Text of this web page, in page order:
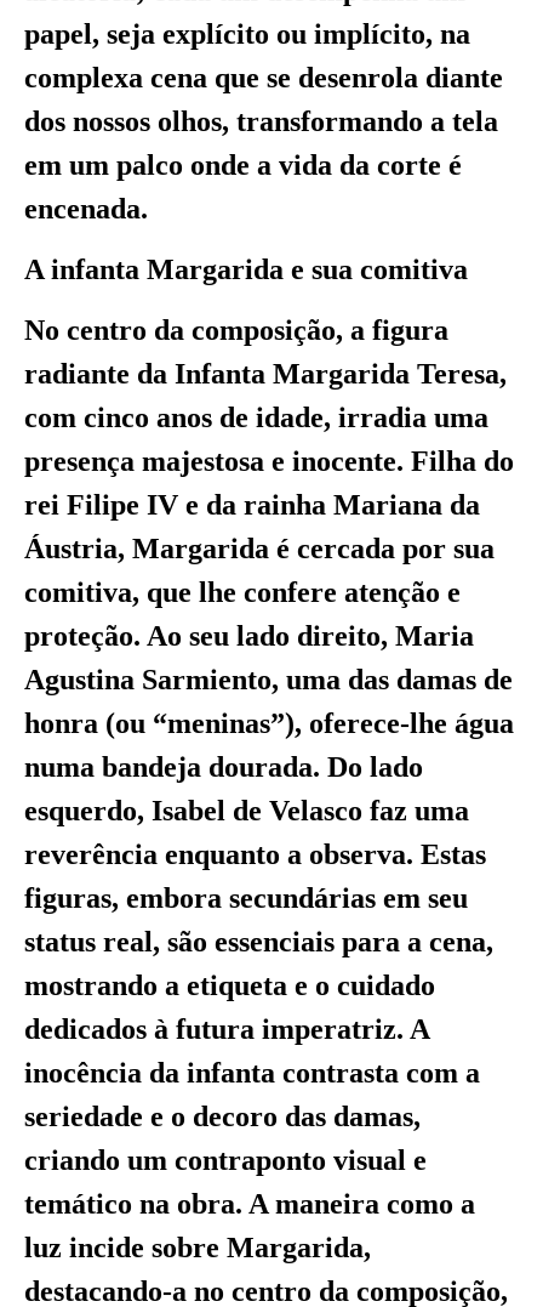
papel, seja explícito ou implícito, na
complexa cena que se desenrola diante
dos nossos olhos, transformando a tela
em um palco onde a vida da corte é
encenada.
A infanta Margarida e sua comitiva
No centro da composição, a figura
radiante da Infanta Margarida Teresa,
com cinco anos de idade, irradia uma
presença majestosa e inocente. Filha do
rei Filipe IV e da rainha Mariana da
Áustria, Margarida é cercada por sua
comitiva, que lhe confere atenção e
proteção. Ao seu lado direito, Maria
Agustina Sarmiento, uma das damas de
honra (ou “meninas”), oferece-lhe água
numa bandeja dourada. Do lado
esquerdo, Isabel de Velasco faz uma
reverência enquanto a observa. Estas
figuras, embora secundárias em seu
status real, são essenciais para a cena,
mostrando a etiqueta e o cuidado
dedicados à futura imperatriz. A
inocência da infanta contrasta com a
seriedade e o decoro das damas,
criando um contraponto visual e
temático na obra. A maneira como a
luz incide sobre Margarida,
destacando-a no centro da composição,